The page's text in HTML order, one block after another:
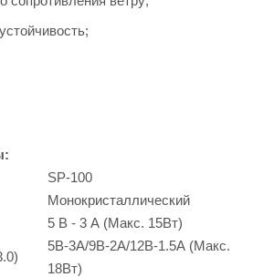
SP-100
Монокристаллический
5 В - 3 А (Макс. 15Вт)
5В-3А/9В-2А/12В-1.5А (Макс.
18Вт)